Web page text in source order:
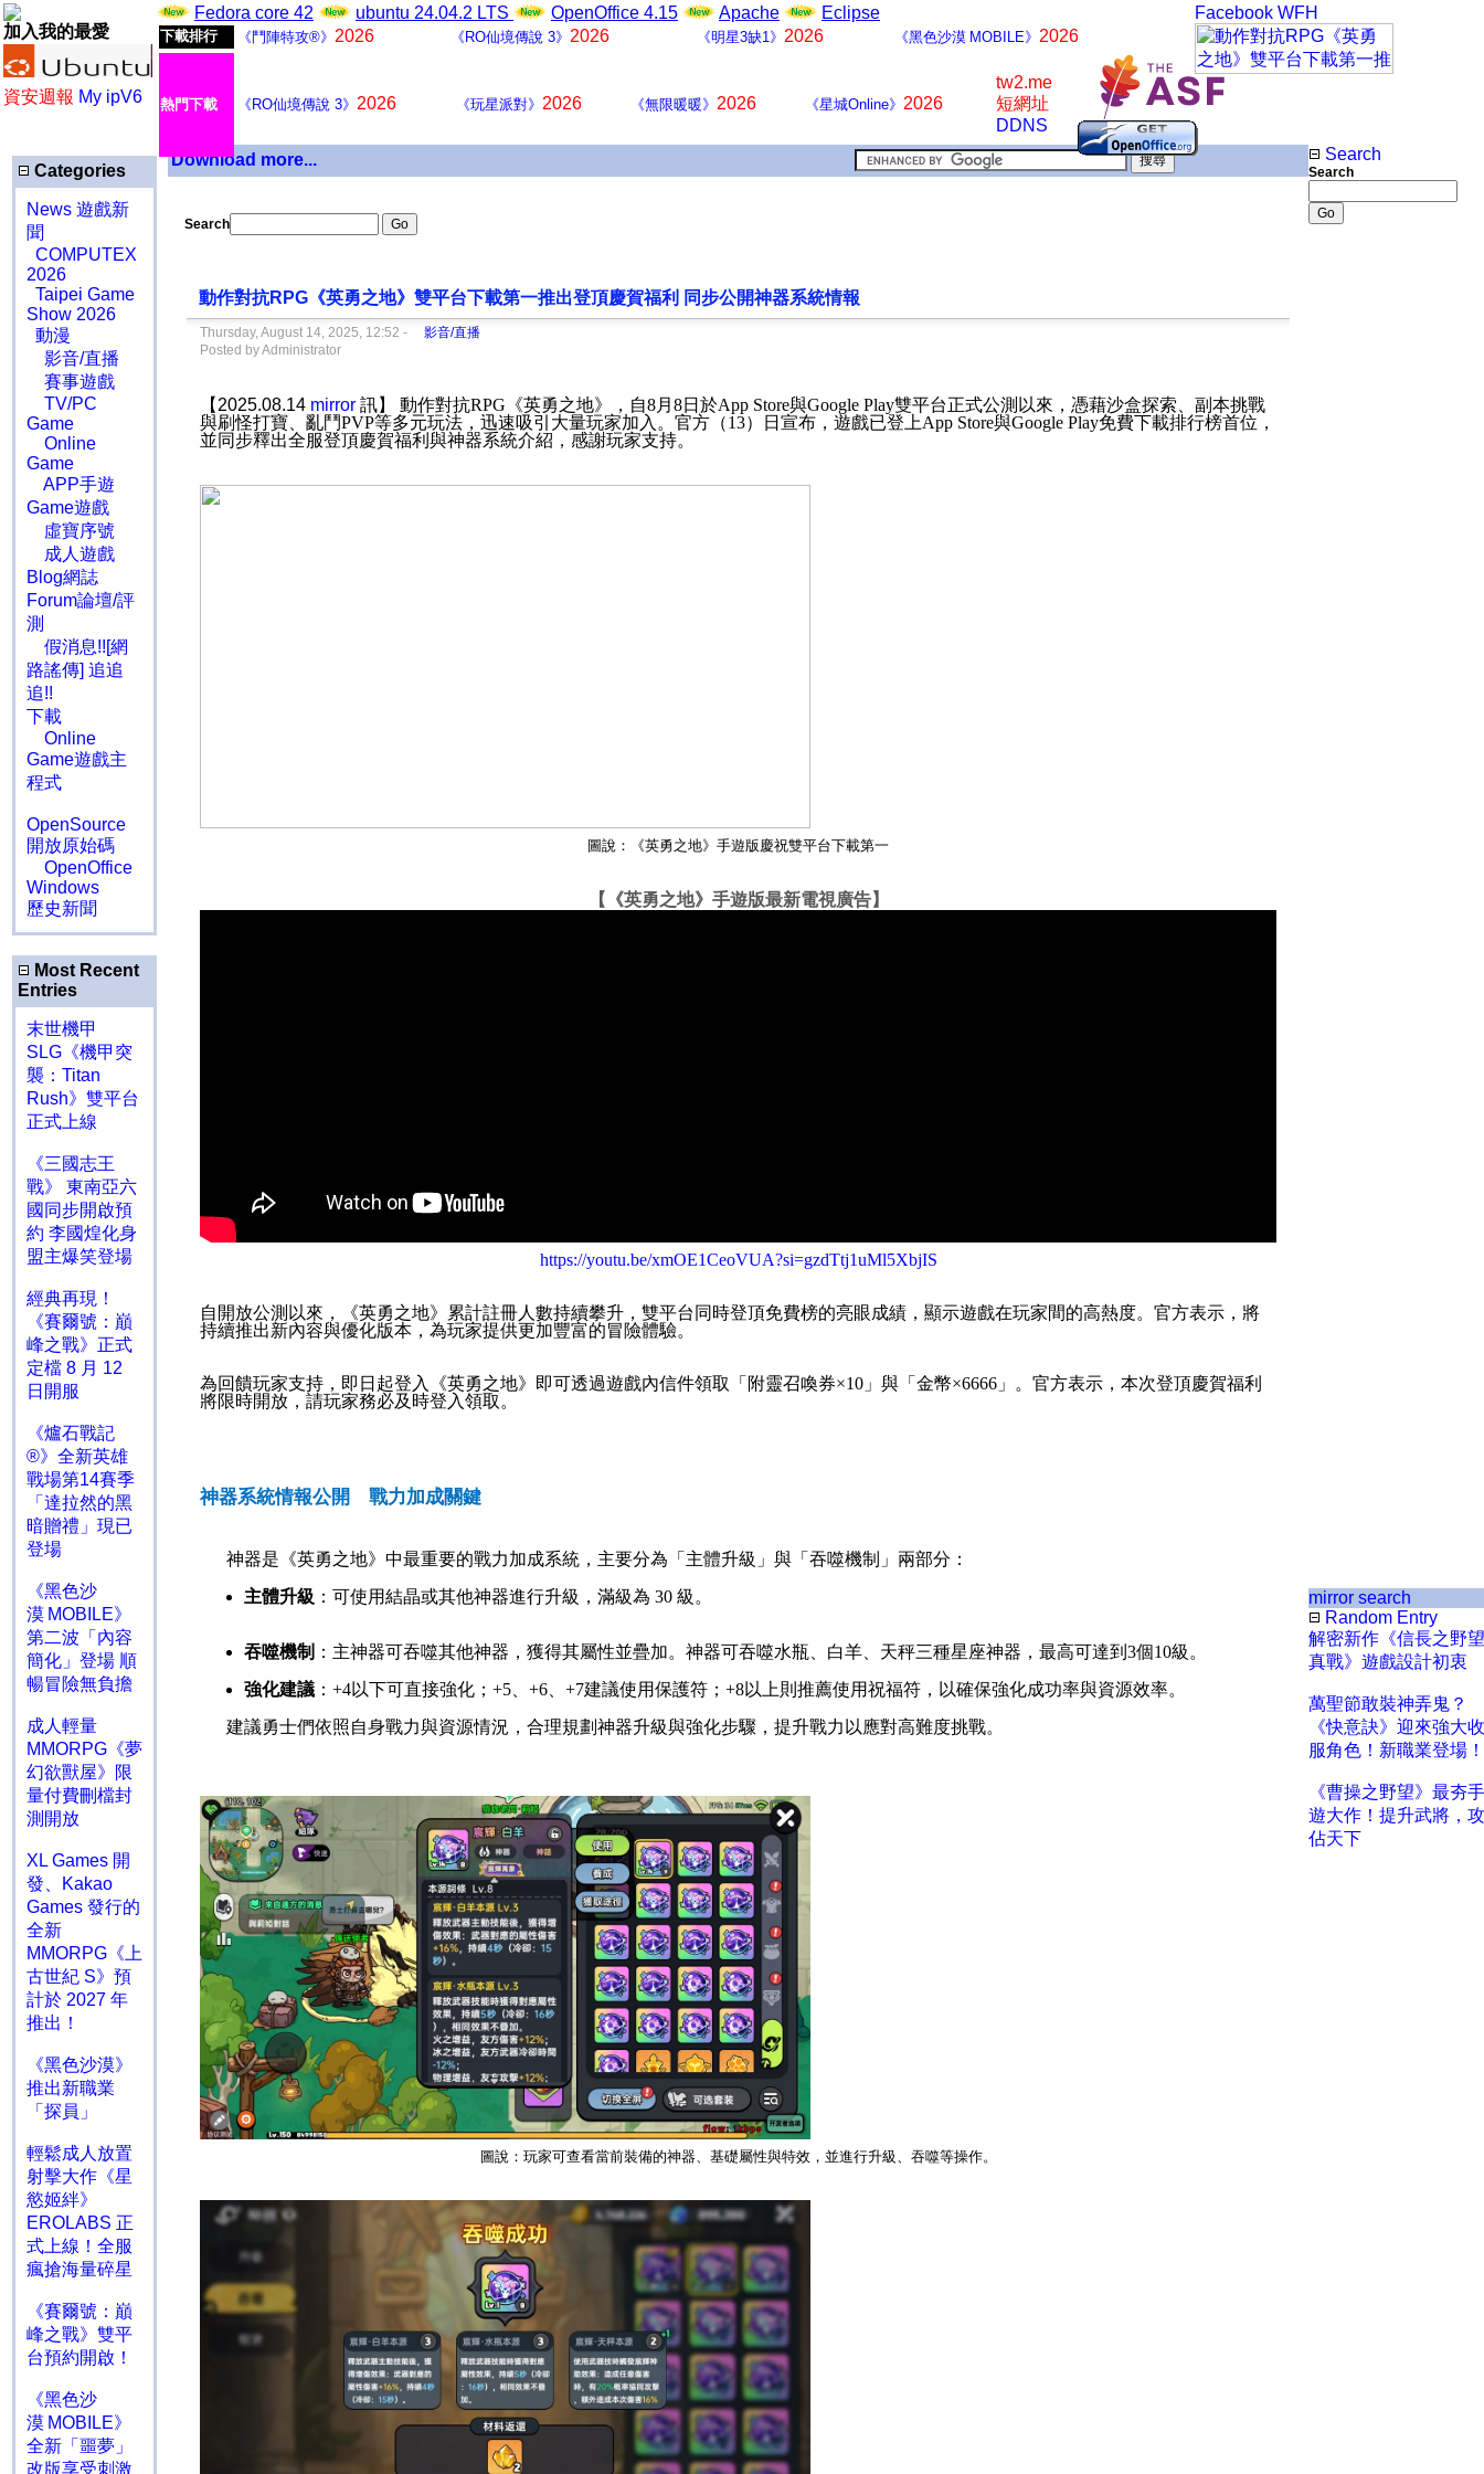
加入我的最愛
資安週報 My ipV6
Fedora core 42 ubuntu 24.04.2 LTS OpenOffice 4.15 Apache Eclipse
下載排行 《鬥陣特攻®》 2026 《RO仙境傳說 3》 2026 《明星3缺1》 2026 《黑色沙漠 MOBILE》 2026
熱門下載 《RO仙境傳說 3》 2026 《玩星派對》 2026 《無限暖暖》 2026 《星城Online》 2026
tw2.me
短網址
DDNS
Facebook WFH
Categories
News 遊戲新
聞
COMPUTEX
2026
Taipei Game
Show 2026
動漫
影音/直播
賽事遊戲
TV/PC
Game
Online
Game
APP手遊
Game遊戲
虛寶序號
成人遊戲
Blog網誌
Forum論壇/評
測
假消息!![網
路謠傳] 追追
追!!
下載
Online
Game遊戲主
程式
OpenSource
開放原始碼
OpenOffice
Windows
歷史新聞
Most Recent
Entries
末世機甲
SLG《機甲突
襲：Titan
Rush》雙平台
正式上線
《三國志王
戰》 東南亞六
國同步開啟預
約 李國煌化身
盟主爆笑登場
經典再現！
《賽爾號：巔
峰之戰》正式
定檔 8 月 12
日開服
《爐石戰記
®》全新英雄
戰場第14賽季
「達拉然的黑
暗贈禮」現已
登場
《黑色沙
漠 MOBILE》
第二波「內容
簡化」登場 順
暢冒險無負擔
成人輕量
MMORPG《夢
幻欲獸屋》限
量付費刪檔封
測開放
XL Games 開
發、Kakao
Games 發行的
全新
MMORPG《上
古世紀 S》預
計於 2027 年
推出！
《黑色沙漠》
推出新職業
「探員」
輕鬆成人放置
射擊大作《星
慾姬絆》
EROLABS 正
式上線！全服
瘋搶海量碎星
《賽爾號：巔
峰之戰》雙平
台預約開啟！
《黑色沙
漠 MOBILE》
全新「噩夢」
改版享受刺激
Download more...
Search
動作對抗RPG《英勇之地》雙平台下載第一推出登頂慶賀福利 同步公開神器系統情報
Thursday, August 14, 2025, 12:52 -
影音/直播
Posted by Administrator
【2025.08.14 mirror 訊】 動作對抗RPG 《英勇之地》，自8月 8日於App Store與Google Play雙平台正式公測以來，憑藉沙盒探索、副本挑戰
與刷怪打寶、亂鬥PVP等多元玩法，迅速吸引大量玩家加入。官方（13）日宣布，遊戲已登上App Store與Google Play免費下載排行榜首位，
並同步釋出全服登頂慶賀福利與神器系統介紹，感謝玩家支持。
圖說：《英勇之地》手遊版慶祝雙平台下載第一
【《英勇之地》手遊版最新電視廣告】
https://youtu.be/xmOE1CeoVUA?si=gzdTtj1uMl5XbjIS
自開放公測以來，《英勇之地》累計註冊人數持續攀升，雙平台同時登頂免費榜的亮眼成績，顯示遊戲在玩家間的高熱度。官方表示，將
持續推出新內容與優化版本，為玩家提供更加豐富的冒險體驗。
為回饋玩家支持，即日起登入《英勇之地》即可透過遊戲內信件領取「附靈召喚券×10 」與「金幣×6666 」。官方表示，本次登頂慶賀福利
將限時開放，請玩家務必及時登入領取。
神器系統情報公開 戰力加成關鍵
神器是《英勇之地》中最重要的戰力加成系統，主要分為「主體升級」與「吞噬機制」兩部分：
主體升級 ：可使用結晶或其他神器進行升級，滿級為 30 級。
吞噬機制 ：主神器可吞噬其他神器，獲得其屬性並疊加。神器可吞噬水瓶、白羊、天秤三種星座神器，最高可達到 3個10級。
強化建議 ： +4以下可直接強化； +5 +6 +7建議使用保護符； +8以上則推薦使用祝福符，以確保強化成功率與資源效率。
建議勇士們依照自身戰力與資源情況，合理規劃神器升級與強化步驟，提升戰力以應對高難度挑戰。
圖說：玩家可查看當前裝備的神器、基礎屬性與特效，並進行升級、吞噬等操作。
Search
Search
mirror search
Random Entry
解密新作《信長之野望
真戰》遊戲設計初衷
萬聖節敢裝神弄鬼？
《快意訣》迎來強大收
服角色！新職業登場！
《曹操之野望》最夯手
遊大作！提升武將，攻
佔天下